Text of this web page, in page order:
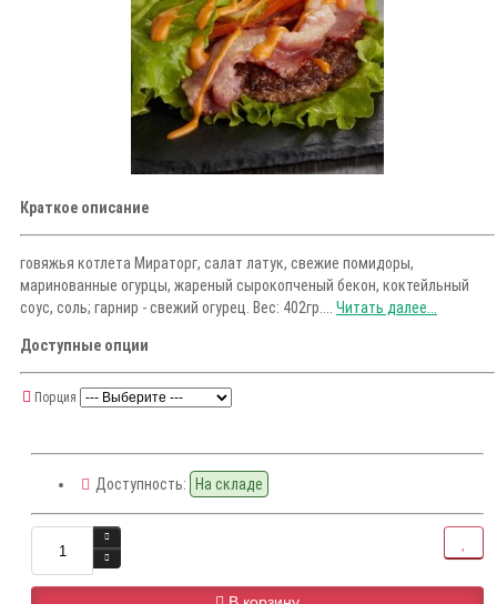
Краткое описание
говяжья котлета Мираторг, салат латук, свежие помидоры,
маринованные огурцы, жареный сырокопченый бекон, коктейльный
соус, соль; гарнир - свежий огурец. Вес: 402гр.... Читать далее...
Доступные опции
Порция
Доступность: На складе